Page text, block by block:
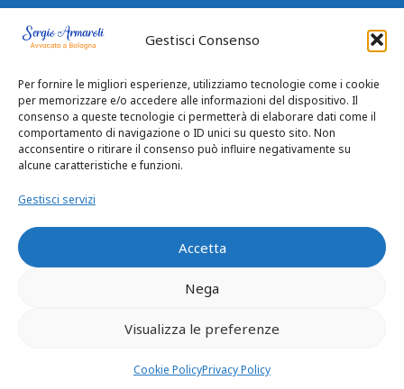
Gestisci Consenso
Per fornire le migliori esperienze, utilizziamo tecnologie come i cookie
per memorizzare e/o accedere alle informazioni del dispositivo. Il
consenso a queste tecnologie ci permetterà di elaborare dati come il
comportamento di navigazione o ID unici su questo sito. Non
acconsentire o ritirare il consenso può influire negativamente su
alcune caratteristiche e funzioni.
Gestisci servizi
Accetta
Nega
Visualizza le preferenze
Cookie PolicyPrivacy Policy